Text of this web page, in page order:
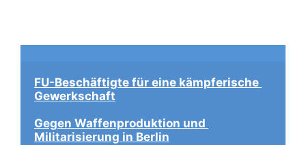
FU-Beschäftigte für eine kämpferische
Gewerkschaft
Gegen Waffenproduktion und
Militarisierung in Berlin